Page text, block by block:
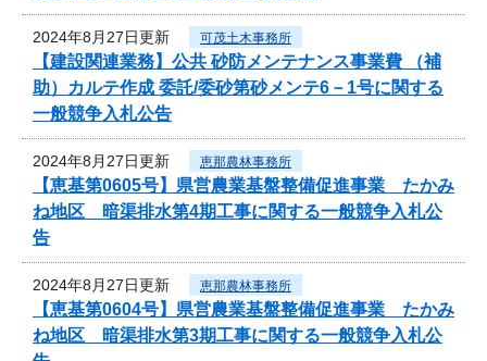
2024年8月27日更新 可茂土木事務所
【建設関連業務】公共 砂防メンテナンス事業費 （補
助）カルテ作成 委託/委砂第砂メンテ6－1号に関する
一般競争入札公告
2024年8月27日更新 恵那農林事務所
【恵基第0605号】県営農業基盤整備促進事業 たかみ
ね地区 暗渠排水第4期工事に関する一般競争入札公
告
2024年8月27日更新 恵那農林事務所
【恵基第0604号】県営農業基盤整備促進事業 たかみ
ね地区 暗渠排水第3期工事に関する一般競争入札公